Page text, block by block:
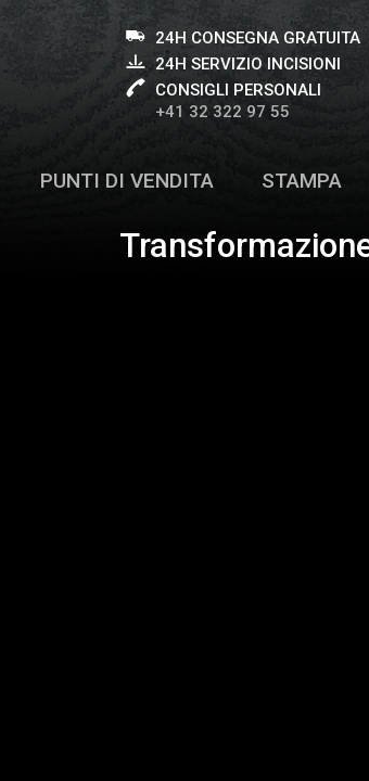
24H CONSEGNA GRATUITA
24H SERVIZIO INCISIONI
CONSIGLI PERSONALI
+41 32 322 97 55
PUNTI DI VENDITA STAMPA